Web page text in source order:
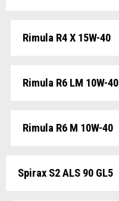
Rimula R4 X 15W-40
Rimula R6 LM 10W-40
Rimula R6 M 10W-40
Spirax S2 ALS 90 GL5